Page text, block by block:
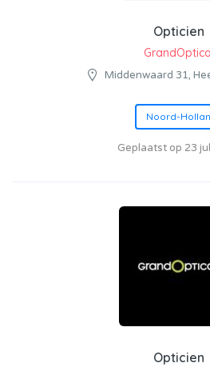
Opticien
Middenwaard 31,
Noord-
Geplaatst op 23
Opticien